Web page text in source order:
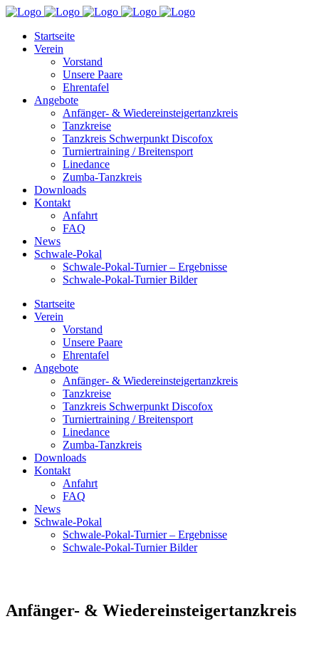
Startseite
Verein
Vorstand
Unsere Paare
Ehrentafel
Angebote
Anfänger- & Wiedereinsteigertanzkreis
Tanzkreise
Tanzkreis Schwerpunkt Discofox
Turniertraining / Breitensport
Linedance
Zumba-Tanzkreis
Downloads
Kontakt
Anfahrt
FAQ
News
Schwale-Pokal
Schwale-Pokal-Turnier – Ergebnisse
Schwale-Pokal-Turnier Bilder
Startseite
Verein
Vorstand
Unsere Paare
Ehrentafel
Angebote
Anfänger- & Wiedereinsteigertanzkreis
Tanzkreise
Tanzkreis Schwerpunkt Discofox
Turniertraining / Breitensport
Linedance
Zumba-Tanzkreis
Downloads
Kontakt
Anfahrt
FAQ
News
Schwale-Pokal
Schwale-Pokal-Turnier – Ergebnisse
Schwale-Pokal-Turnier Bilder
Anfänger- & Wiedereinsteigertanzkreis